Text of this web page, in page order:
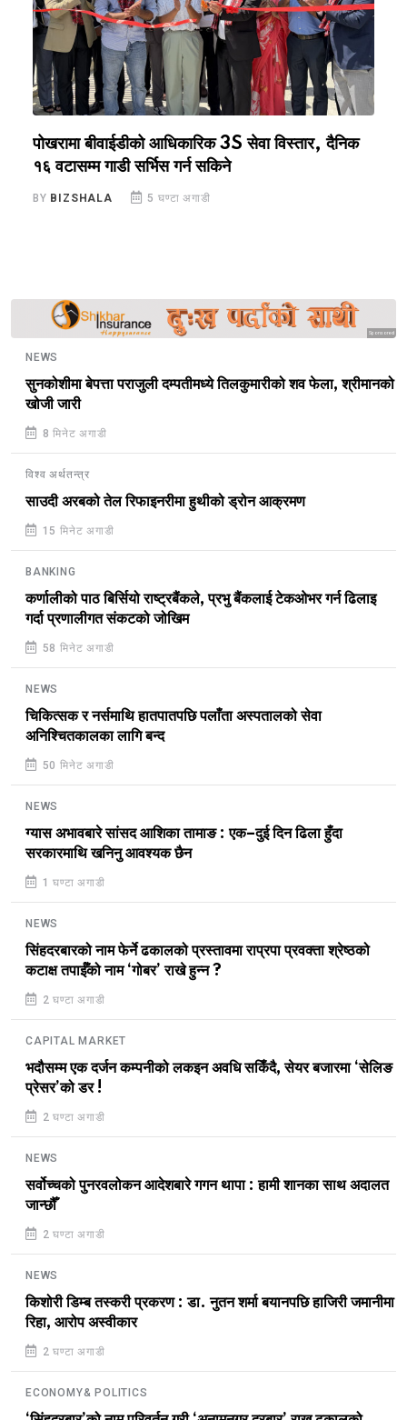
पोखरामा बीवाईडीको आधिकारिक 3S सेवा विस्तार, दैनिक
१६ वटासम्म गाडी सर्भिस गर्न सकिने
BY BIZSHALA 5 घण्टा अगाडी
Sponsored
NEWS
सुनकोशीमा बेपत्ता पराजुली दम्पतीमध्ये तिलकुमारीको शव फेला, श्रीमानको
खोजी जारी
8 मिनेट अगाडी
विश्व अर्थतन्त्र
साउदी अरबको तेल रिफाइनरीमा हुथीको ड्रोन आक्रमण
15 मिनेट अगाडी
BANKING
कर्णालीको पाठ बिर्सियो राष्ट्रबैंकले, प्रभु बैंकलाई टेकओभर गर्न ढिलाइ
गर्दा प्रणालीगत संकटको जोखिम
58 मिनेट अगाडी
NEWS
चिकित्सक र नर्समाथि हातपातपछि पलाँता अस्पतालको सेवा
अनिश्चितकालका लागि बन्द
50 मिनेट अगाडी
NEWS
ग्यास अभावबारे सांसद आशिका तामाङ : एक–दुई दिन ढिला हुँदा
सरकारमाथि खनिनु आवश्यक छैन
1 घण्टा अगाडी
NEWS
सिंहदरबारको नाम फेर्ने ढकालको प्रस्तावमा राप्रपा प्रवक्ता श्रेष्ठको
कटाक्ष तपाईँको नाम ‘गोबर’ राखे हुन्न ?
2 घण्टा अगाडी
CAPITAL MARKET
भदौसम्म एक दर्जन कम्पनीको लकइन अवधि सकिँदै, सेयर बजारमा ‘सेलिङ
प्रेसर’को डर !
2 घण्टा अगाडी
NEWS
सर्वोच्चको पुनरवलोकन आदेशबारे गगन थापा : हामी शानका साथ अदालत
जान्छौँ
2 घण्टा अगाडी
NEWS
किशोरी डिम्ब तस्करी प्रकरण : डा. नुतन शर्मा बयानपछि हाजिरी जमानीमा
रिहा, आरोप अस्वीकार
2 घण्टा अगाडी
ECONOMY& POLITICS